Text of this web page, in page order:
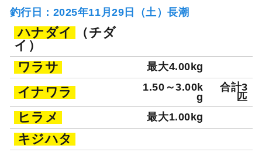
釣行日：2025年11月29日（土）長潮
ハナダイ
（チダ
イ）
ワラサ
最大4.00kg
イナワラ
1.50～3.00k
g
合計3
匹
ヒラメ 最大1.00kg
キジハタ